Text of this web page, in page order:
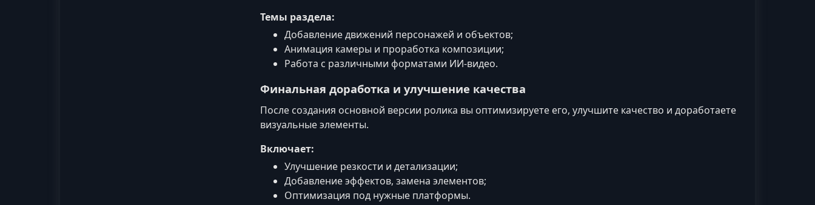
Темы раздела:
Добавление движений персонажей и объектов;
Анимация камеры и проработка композиции;
Работа с различными форматами ИИ-видео.
Финальная доработка и улучшение качества
После создания основной версии ролика вы оптимизируете его, улучшите качество и доработаете
визуальные элементы.
Включает:
Улучшение резкости и детализации;
Добавление эффектов, замена элементов;
Оптимизация под нужные платформы.